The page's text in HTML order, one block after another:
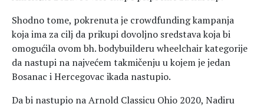
Shodno tome, pokrenuta je crowdfunding kampanja
koja ima za cilj da prikupi dovoljno sredstava koja bi
omogućila ovom bh. bodybuilderu wheelchair kategorije
da nastupi na najvećem takmičenju u kojem je jedan
Bosanac i Hercegovac ikada nastupio.
Da bi nastupio na Arnold Classicu Ohio 2020, Nadiru